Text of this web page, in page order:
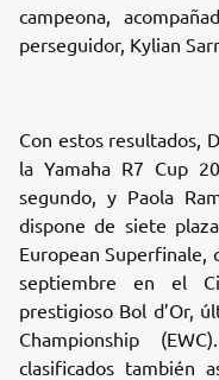
campeona,
perseguidor, Kylian
Con estos resultados,
la Yamaha R7 Cup
segundo, y Paola
dispone de siete
European Superfinale,
septiembre en el
prestigioso Bol d’Or,
Championship
clasificados también